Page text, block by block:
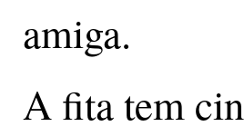
amiga.
A fita tem